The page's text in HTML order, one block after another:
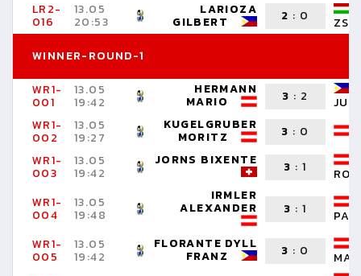
LR2-
016
13.05
20:53
LARIOZA
GILBERT 2 : 0
WINNER-ROUND-1
WR1-
001
13.05
19:42
HERMANN
MARIO 3 : 2
WR1-
002
13.05
19:27
KUGELGRUBER
MORITZ 3 : 0
WR1-
003
13.05
19:42
JORNS BIXENTE 3 :1
WR1-
004
13.05
19:48
IRMLER
ALEXANDER 3 :1
WR1-
005
13.05
19:42
FLORANTE DYLL
FRANZ 3 : 0